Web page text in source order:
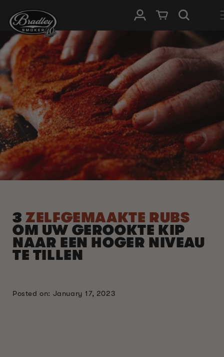
NAAR DE
CONTENT
InloggenWinkelwagen
3ZELFGEMAAKTE RUBS
OM UW GEROOKTE KIP
NAAR EEN HOGER NIVEAU
TE TILLEN
Posted on: January 17, 2023